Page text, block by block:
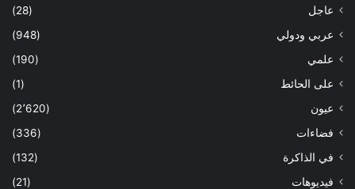
عاجل
(28)
عربي ودولي
(948)
علمي
(190)
على الحائط
(1)
عيون
(2٬620)
فضاءات
(336)
في الذاكرة
(132)
فيديوهات
(21)